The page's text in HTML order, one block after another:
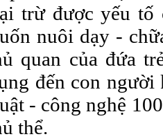
trừ được yếu tố
nuôi dạy -
quan của đứa
đến con người
- công nghệ
thể.